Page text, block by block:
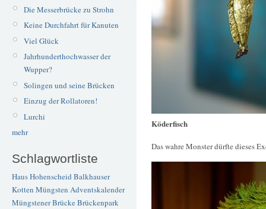
Die Messerbrücke zu Strohn
Keine Durchfahrt für Kanuten
Viel Glück
Jahrhunderthochwasser der
Wupper?
Solingen und seine Brücken
Einzug der Rollatoren!
Lurchi
mehr
Schlagwortliste
Haus Hohenscheid Balkhauser
Kotten Müngsten Adventskalender
Müngstener BrückeBrückenpark
Köderfisch
Das wahre Monster dürfte dieses